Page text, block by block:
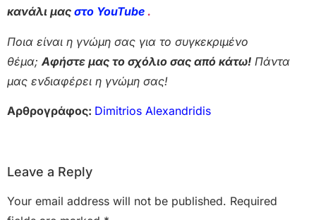
κανάλι μας στο YouTube .
Ποια είναι η γνώμη σας για το συγκεκριμένο
θέμα; Αφήστε μας το σχόλιο σας από κάτω! Πάντα
μας ενδιαφέρει η γνώμη σας!
Αρθρογράφος: Dimitrios Alexandridis
Leave a Reply
Your email address will not be published. Required